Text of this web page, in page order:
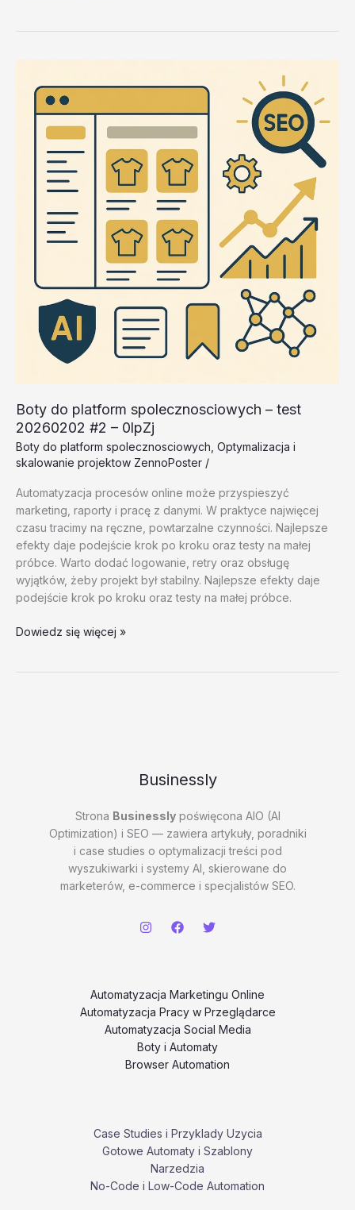
20260202
MTqg5
Boty do platform spolecznosciowych – test
20260202 #2 – 0lpZj
Boty do platform spolecznosciowych Optymalizacja i
skalowanie projektow ZennoPoster /
Automatyzacja procesów online może przyspieszyć
marketing, raporty i pracę z danymi. W praktyce najwięcej
czasu tracimy na ręczne, powtarzalne czynności. Najlepsze
efekty daje podejście krok po kroku oraz testy na małej
próbce. Warto dodać logowanie, retry oraz obsługę
wyjątków, żeby projekt był stabilny. Najlepsze efekty daje
podejście krok po kroku oraz testy na małej próbce.
Boty
Dowiedz się więcej »
Businessly
Strona Businesslypoświęcona AIO (AI
Optimization) i SEO — zawiera artykuły, poradniki
i case studies o optymalizacji treści pod
wyszukiwarki i systemy AI, skierowane do
marketerów, e-commerce i specjalistów SEO.
Automatyzacja Marketingu Online
Automatyzacja Pracy w Przeglądarce
Automatyzacja Social Media
Boty i Automaty
Browser Automation
Case Studies i Przyklady Uzycia
Gotowe Automaty i Szablony
Narzedzia
No-Code i Low-Code Automation